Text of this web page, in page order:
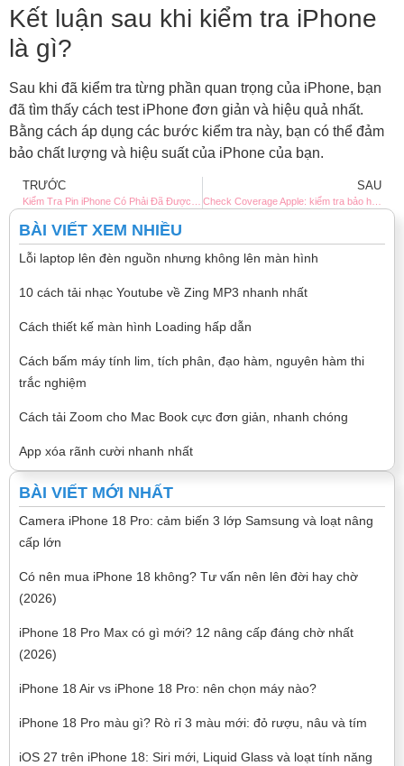
Kết luận sau khi kiểm tra iPhone
là gì?
Sau khi đã kiểm tra từng phần quan trọng của iPhone, bạn
đã tìm thấy cách test iPhone đơn giản và hiệu quả nhất.
Bằng cách áp dụng các bước kiểm tra này, bạn có thể đảm
bảo chất lượng và hiệu suất của iPhone của bạn.
TRƯỚC SAU
Check Coverage Apple: kiểm tra bảo hành iPhone tại checkcoverage.apple.com (2026)
BÀI VIẾT XEM NHIỀU
Lỗi laptop lên đèn nguồn nhưng không lên màn hình
10 cách tải nhạc Youtube về Zing MP3 nhanh nhất
Cách thiết kế màn hình Loading hấp dẫn
Cách bấm máy tính lim, tích phân, đạo hàm, nguyên hàm thi
trắc nghiệm
Cách tải Zoom cho Mac Book cực đơn giản, nhanh chóng
App xóa rãnh cười nhanh nhất
BÀI VIẾT MỚI NHẤT
Camera iPhone 18 Pro: cảm biến 3 lớp Samsung và loạt nâng
cấp lớn
Có nên mua iPhone 18 không? Tư vấn nên lên đời hay chờ
(2026)
iPhone 18 Pro Max có gì mới? 12 nâng cấp đáng chờ nhất
(2026)
iPhone 18 Air vs iPhone 18 Pro: nên chọn máy nào?
iPhone 18 Pro màu gì? Rò rỉ 3 màu mới: đỏ rượu, nâu và tím
iOS 27 trên iPhone 18: Siri mới, Liquid Glass và loạt tính năng